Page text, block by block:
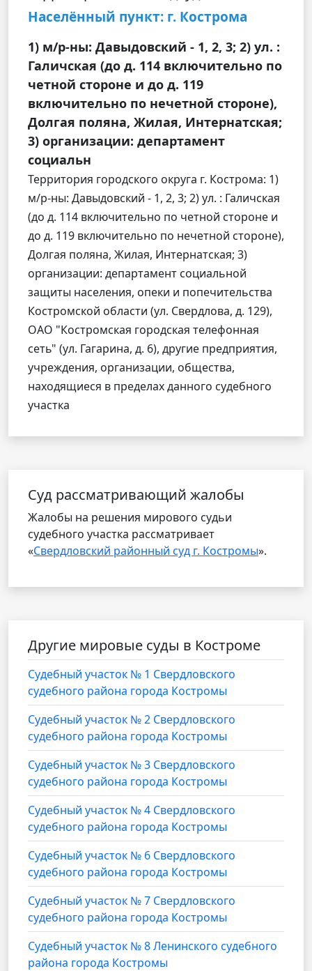
Населённый пункт: г. Кострома
1) м/р-ны: Давыдовский - 1, 2, 3; 2) ул. :
Галичская (до д. 114 включительно по
четной стороне и до д. 119
включительно по нечетной стороне),
Долгая поляна, Жилая, Интернатская;
3) организации: департамент
социальн
Территория городского округа г. Кострома: 1)
м/р-ны: Давыдовский - 1, 2, 3; 2) ул. : Галичская
(до д. 114 включительно по четной стороне и
до д. 119 включительно по нечетной стороне),
Долгая поляна, Жилая, Интернатская; 3)
организации: департамент социальной
защиты населения, опеки и попечительства
Костромской области (ул. Свердлова, д. 129),
ОАО "Костромская городская телефонная
сеть" (ул. Гагарина, д. 6), другие предприятия,
учреждения, организации, общества,
находящиеся в пределах данного судебного
участка
Cуд рассматривающий жалобы
Жалобы на решения мирового судьи
судебного участка рассматривает
«Свердловский районный суд г. Костромы».
Другие мировые суды в Костроме
Судебный участок № 1 Свердловского
судебного района города Костромы
Судебный участок № 2 Свердловского
судебного района города Костромы
Судебный участок № 3 Свердловского
судебного района города Костромы
Судебный участок № 4 Свердловского
судебного района города Костромы
Судебный участок № 6 Свердловского
судебного района города Костромы
Судебный участок № 7 Свердловского
судебного района города Костромы
Судебный участок № 8 Ленинского судебного
района города Костромы